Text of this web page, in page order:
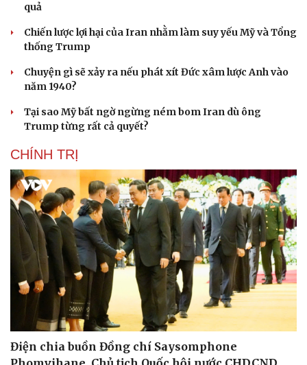
quả
Chiến lược lợi hại của Iran nhằm làm suy yếu Mỹ và Tổng
thống Trump
Chuyện gì sẽ xảy ra nếu phát xít Đức xâm lược Anh vào
năm 1940?
Tại sao Mỹ bất ngờ ngừng ném bom Iran dù ông
Trump từng rất cả quyết?
CHÍNH TRỊ
Điện chia buồn Đồng chí Saysomphone